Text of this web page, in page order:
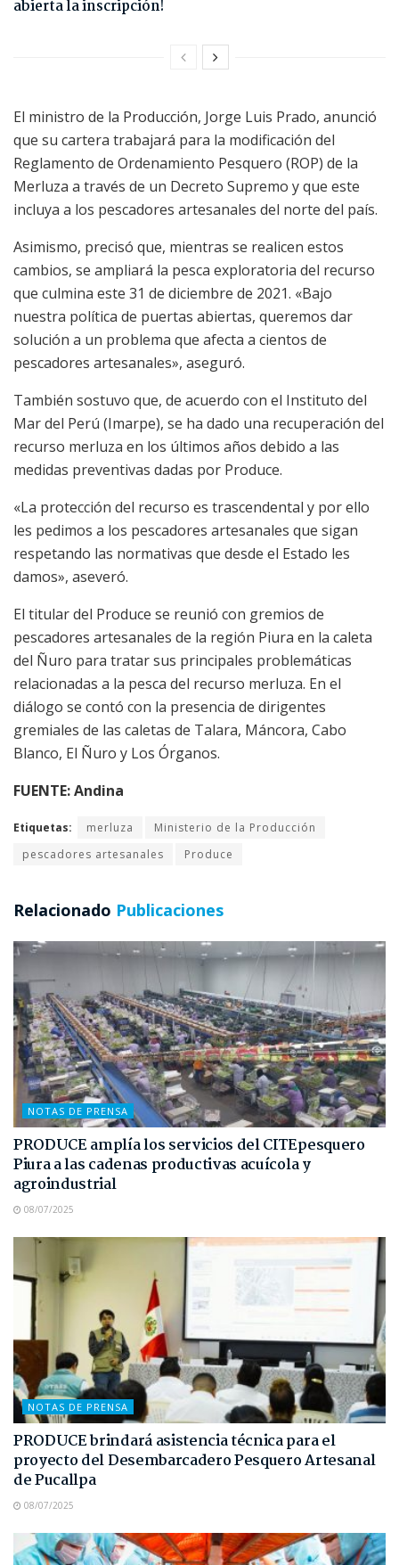
abierta la inscripción!
El ministro de la Producción, Jorge Luis Prado, anunció
que su cartera trabajará para la modificación del
Reglamento de Ordenamiento Pesquero (ROP) de la
Merluza a través de un Decreto Supremo y que este
incluya a los pescadores artesanales del norte del país.
Asimismo, precisó que, mientras se realicen estos
cambios, se ampliará la pesca exploratoria del recurso
que culmina este 31 de diciembre de 2021. «Bajo
nuestra política de puertas abiertas, queremos dar
solución a un problema que afecta a cientos de
pescadores artesanales», aseguró.
También sostuvo que, de acuerdo con el Instituto del
Mar del Perú (Imarpe), se ha dado una recuperación del
recurso merluza en los últimos años debido a las
medidas preventivas dadas por Produce.
«La protección del recurso es trascendental y por ello
les pedimos a los pescadores artesanales que sigan
respetando las normativas que desde el Estado les
damos», aseveró.
El titular del Produce se reunió con gremios de
pescadores artesanales de la región Piura en la caleta
del Ñuro para tratar sus principales problemáticas
relacionadas a la pesca del recurso merluza. En el
diálogo se contó con la presencia de dirigentes
gremiales de las caletas de Talara, Máncora, Cabo
Blanco, El Ñuro y Los Órganos.
FUENTE: Andina
Etiquetas: merluza
Ministerio de la Producción
pescadores artesanales
Produce
Relacionado Publicaciones
NOTAS DE PRENSA
PRODUCE amplía los servicios del CITEpesquero
Piura a las cadenas productivas acuícola y
agroindustrial
08/07/2025
NOTAS DE PRENSA
PRODUCE brindará asistencia técnica para el
proyecto del Desembarcadero Pesquero Artesanal
de Pucallpa
08/07/2025